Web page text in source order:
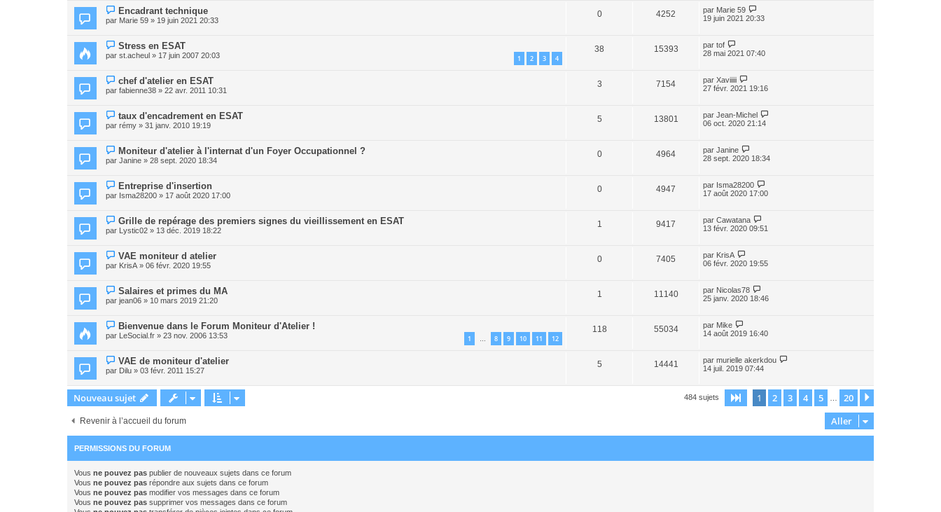
Encadrant technique
par Marie 59 » 19 juin 2021 20:33
0 4252 par Marie 59
19 juin 2021 20:33
Stress en ESAT
par st.acheul » 17 juin 2007 20:03 1 2 3 4
38 15393 par tof
28 mai 2021 07:40
chef d'atelier en ESAT
par fabienne38 » 22 avr. 2011 10:31
3 7154 par Xaviiiii
27 févr. 2021 19:16
taux d'encadrement en ESAT
par rémy » 31 janv. 2010 19:19
5 13801 par Jean-Michel
06 oct. 2020 21:14
Moniteur d'atelier à l'internat d'un Foyer Occupationnel ?
par Janine » 28 sept. 2020 18:34
0 4964 par Janine
28 sept. 2020 18:34
Entreprise d'insertion
par Isma28200 » 17 août 2020 17:00
0 4947 par Isma28200
17 août 2020 17:00
Grille de repérage des premiers signes du vieillissement en ESAT
par Lystic02 » 13 déc. 2019 18:22
1 9417 par Cawatana
13 févr. 2020 09:51
VAE moniteur d atelier
par KrisA » 06 févr. 2020 19:55
0 7405 par KrisA
06 févr. 2020 19:55
Salaires et primes du MA
par jean06 » 10 mars 2019 21:20
1 11140 par Nicolas78
25 janv. 2020 18:46
Bienvenue dans le Forum Moniteur d'Atelier !
par LeSocial.fr » 23 nov. 2006 13:53 1 … 8 9 10 11 12
118 55034 par Mike
14 août 2019 16:40
VAE de moniteur d'atelier
par Dilu » 03 févr. 2011 15:27
5 14441 par murielle akerkdou
14 juil. 2019 07:44
Nouveau sujet 484 sujets Page sur20
1 2 3 4 5 20
Revenir à l’accueil du forum Aller
PERMISSIONS DU FORUM
Vous ne pouvez pas publier de nouveaux sujets dans ce forum
Vous ne pouvez pas répondre aux sujets dans ce forum
Vous ne pouvez pas modifier vos messages dans ce forum
Vous ne pouvez pas supprimer vos messages dans ce forum